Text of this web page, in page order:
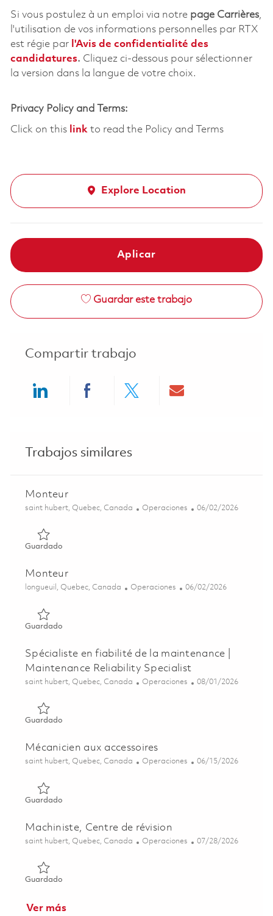
Si vous postulez à un emploi via notre page Carrières,
l'utilisation de vos informations personnelles par RTX
est régie par l'Avis de confidentialité des
candidatures. Cliquez ci-dessous pour sélectionner
la version dans la langue de votre choix.
Privacy Policy and Terms:
Click on this linkto read the Policy and Terms
Explore Location
Aplicar
Guardar este trabajo
Compartir trabajo
Trabajos similares
Monteur
Ubicación
saint hubert, Quebec, Canada Categoría
Operaciones Posted Date
06/02/2026
GuardadoGuardado Monteur 01850066
Monteur
Ubicación
longueuil, Quebec, Canada Categoría
Operaciones Posted Date
06/02/2026
GuardadoGuardado Monteur 01850077
Spécialiste en fiabilité de la maintenance |
Maintenance Reliability Specialist
Ubicación
saint hubert, Quebec, Canada Categoría
Operaciones Posted Date
08/01/2026
GuardadoGuardado Spécialiste en fiabilité de la maintenance |
Mécanicien aux accessoires
Ubicación
saint hubert, Quebec, Canada Categoría
Operaciones Posted Date
06/15/2026
GuardadoGuardado Mécanicien aux accessoires 01852572
Machiniste, Centre de révision
Ubicación
saint hubert, Quebec, Canada Categoría
Operaciones Posted Date
07/28/2026
GuardadoGuardado Machiniste, Centre de révision 01854455
Ver más